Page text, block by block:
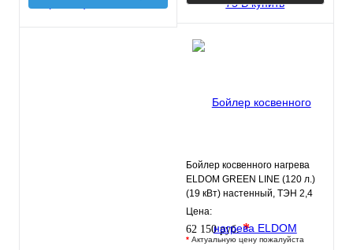
Бойлер косвенного нагрева
ELDOM GREEN LINE (120 л.)
(19 кВт) настенный, ТЭН 2,4
кВт., правое подключ
Цена:
62 150 руб.*
* Актуальную цену пожалуйста